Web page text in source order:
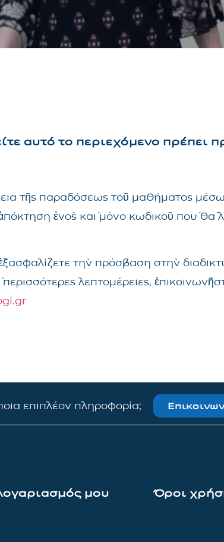
αυτό το περιεχόμενο πρέπει
τῆς παραδόσεως τοῦ μαθήματος
ἑνὸς καὶ μόνο κωδικοῦ ποὺ
τὴν πρόσβαση στὴν
λεπτομέρειες,
επιπλέον πληροφορία;
μου Όροι